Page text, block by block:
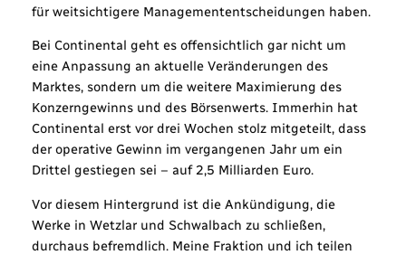
für weitsichtigere Managemententscheidungen haben.
Bei Continental geht es offensichtlich gar nicht um
eine Anpassung an aktuelle Veränderungen des
Marktes, sondern um die weitere Maximierung des
Konzerngewinns und des Börsenwerts. Immerhin hat
Continental erst vor drei Wochen stolz mitgeteilt, dass
der operative Gewinn im vergangenen Jahr um ein
Drittel gestiegen sei – auf 2,5 Milliarden Euro.
Vor diesem Hintergrund ist die Ankündigung, die
Werke in Wetzlar und Schwalbach zu schließen,
durchaus befremdlich. Meine Fraktion und ich teilen